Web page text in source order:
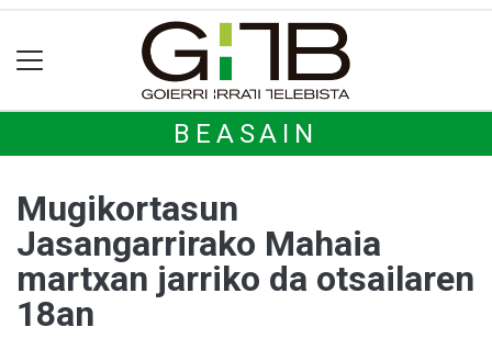
BEASAIN
Mugikortasun
Jasangarrirako Mahaia
martxan jarriko da otsailaren
18an